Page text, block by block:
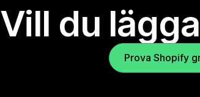
Vill du
Prova Shopify